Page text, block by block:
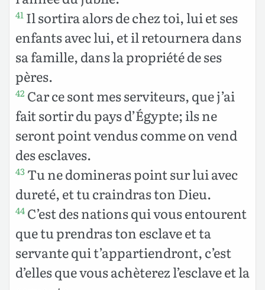
41 Il sortira alors de chez toi, lui et ses
enfants avec lui, et il retournera dans
sa famille, dans la propriété de ses
pères.
42 Car ce sont mes serviteurs, que j’ai
fait sortir du pays d’Égypte; ils ne
seront point vendus comme on vend
des esclaves.
43 Tu ne domineras point sur lui avec
dureté, et tu craindras ton Dieu.
44 C’est des nations qui vous entourent
que tu prendras ton esclave et ta
servante qui t’appartiendront, c’est
d’elles que vous achèterez l’esclave et la